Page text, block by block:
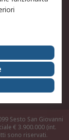
il Blog di RS
Sesto San Giovanni
€ 3.900.000 (int.
sono riservati.